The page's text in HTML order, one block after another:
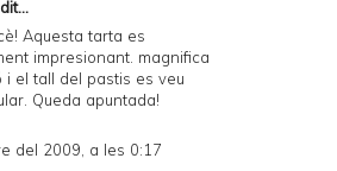
Aquesta tarta es
impresionant. magnifica
i el tall del pastis es veu
Queda apuntada!
del 2009, a les 0:17